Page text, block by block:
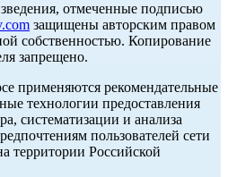
отмеченные подписью
защищены авторским правом
собственностью. Копирование
запрещено.
применяются рекомендательные
технологии предоставления
систематизации и анализа
пользователей сети
территории Российской